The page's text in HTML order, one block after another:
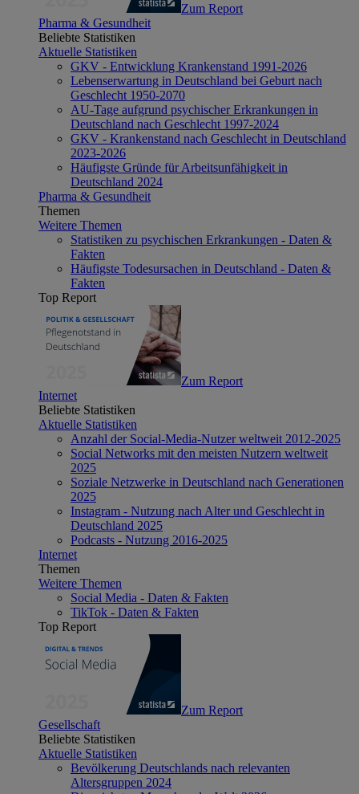
Zum Report
Pharma & Gesundheit
Beliebte Statistiken
Aktuelle Statistiken
GKV - Entwicklung Krankenstand 1991-2026
Lebenserwartung in Deutschland bei Geburt nach
Geschlecht 1950-2070
AU-Tage aufgrund psychischer Erkrankungen in
Deutschland nach Geschlecht 1997-2024
GKV - Krankenstand nach Geschlecht in Deutschland
2023-2026
Häufigste Gründe für Arbeitsunfähigkeit in
Deutschland 2024
Pharma & Gesundheit
Themen
Weitere Themen
Statistiken zu psychischen Erkrankungen - Daten &
Fakten
Häufigste Todesursachen in Deutschland - Daten &
Fakten
Top Report
Zum Report
Internet
Beliebte Statistiken
Aktuelle Statistiken
Anzahl der Social-Media-Nutzer weltweit 2012-2025
Social Networks mit den meisten Nutzern weltweit
2025
Soziale Netzwerke in Deutschland nach Generationen
2025
Instagram - Nutzung nach Alter und Geschlecht in
Deutschland 2025
Podcasts - Nutzung 2016-2025
Internet
Themen
Weitere Themen
Social Media - Daten & Fakten
TikTok - Daten & Fakten
Top Report
Zum Report
Gesellschaft
Beliebte Statistiken
Aktuelle Statistiken
Bevölkerung Deutschlands nach relevanten
Altersgruppen 2024